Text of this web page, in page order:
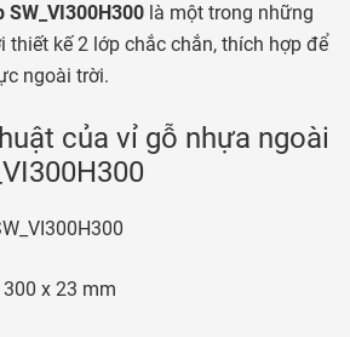
là một trong những
thiết kế 2 lớp chắc chắn, thích hợp để
ngoài trời.
của vỉ gỗ nhựa ngoài
x 23 mm